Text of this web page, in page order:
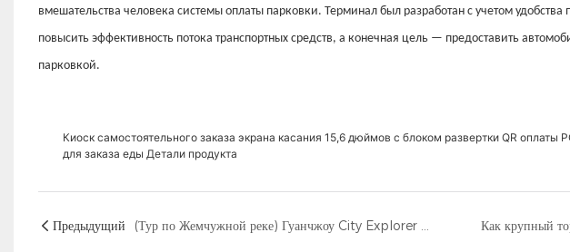
вмешательства человека системы оплаты парковки. Терминал был разработан с учетом удобства
повысить эффективность потока транспортных средств, а конечная цель — предоставить
парковкой.
Киоск самостоятельного заказа экрана касания 15,6 дюймов с блоком развертки QR оплаты
для заказа еды Детали продукта
Предыдущий (Тур по Жемчужной реке) Гуанчжоу City Explorer - автомат самообслуживания Meituan Travel по продаже и сбору билетов